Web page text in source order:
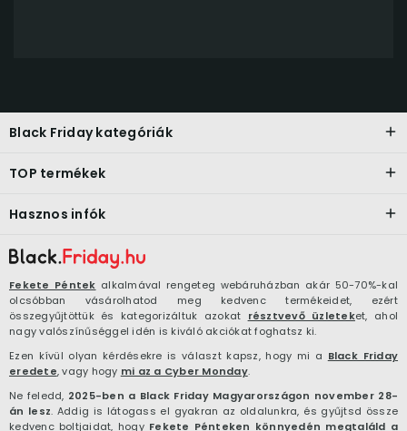
Fekete Péntek alkalmával rengeteg webáruházban akár 50-70%-kal
olcsóbban vásárolhatod meg kedvenc termékeidet, ezért
összegyűjtöttük és kategorizáltuk azokat résztvevő üzleteket, ahol
nagy valószínűséggel idén is kiváló akciókat foghatsz ki.
Ezen kívül olyan kérdésekre is választ kapsz, hogy mi a Black Friday
eredete, vagy hogy mi az a Cyber Monday.
Ne feledd, 2025-ben a Black Friday Magyarországon november 28-
án lesz. Addig is látogass el gyakran az oldalunkra, és gyűjtsd össze
kedvenc boltjaidat, hogy Fekete Pénteken könnyedén megtaláld a
Black Friday kategóriák
TOP termékek
Hasznos infók